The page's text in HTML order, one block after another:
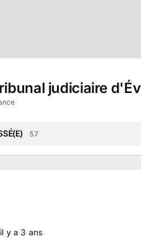
judiciaire
57
y a 3 ans